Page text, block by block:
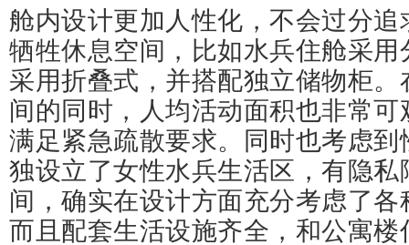
舱内设计更加人性化，不会过分
牺牲休息空间，比如水兵住舱采
采用折叠式，并搭配独立储物柜
间的同时，人均活动面积也非常
满足紧急疏散要求。同时也考虑
独设立了女性水兵生活区，有隐
间，确实在设计方面充分考虑了各
而且配套生活设施齐全，和公寓